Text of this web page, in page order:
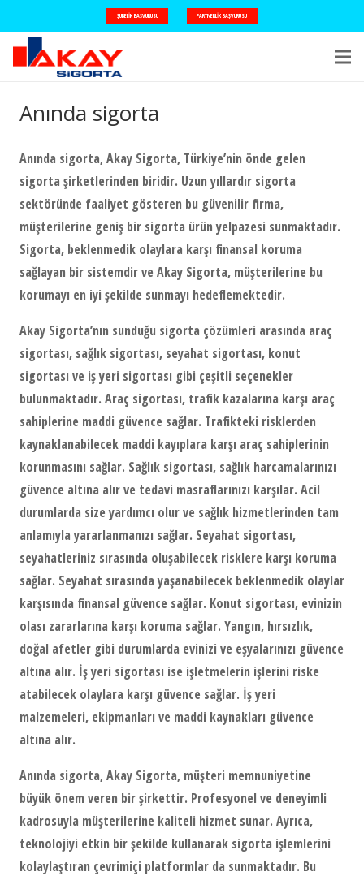
ŞUBELIK BAŞVURUSU PARTNERLIK BAŞVURUSU
Anında sigorta
Anında sigorta, Akay Sigorta, Türkiye’nin önde gelen
sigorta şirketlerinden biridir. Uzun yıllardır sigorta
sektöründe faaliyet gösteren bu güvenilir firma,
müşterilerine geniş bir sigorta ürün yelpazesi sunmaktadır.
Sigorta, beklenmedik olaylara karşı finansal koruma
sağlayan bir sistemdir ve Akay Sigorta, müşterilerine bu
korumayı en iyi şekilde sunmayı hedeflemektedir.
Akay Sigorta’nın sunduğu sigorta çözümleri arasında araç
sigortası, sağlık sigortası, seyahat sigortası, konut
sigortası ve iş yeri sigortası gibi çeşitli seçenekler
bulunmaktadır. Araç sigortası, trafik kazalarına karşı araç
sahiplerine maddi güvence sağlar. Trafikteki risklerden
kaynaklanabilecek maddi kayıplara karşı araç sahiplerinin
korunmasını sağlar. Sağlık sigortası, sağlık harcamalarınızı
güvence altına alır ve tedavi masraflarınızı karşılar. Acil
durumlarda size yardımcı olur ve sağlık hizmetlerinden tam
anlamıyla yararlanmanızı sağlar. Seyahat sigortası,
seyahatleriniz sırasında oluşabilecek risklere karşı koruma
sağlar. Seyahat sırasında yaşanabilecek beklenmedik olaylar
karşısında finansal güvence sağlar. Konut sigortası, evinizin
olası zararlarına karşı koruma sağlar. Yangın, hırsızlık,
doğal afetler gibi durumlarda evinizi ve eşyalarınızı güvence
altına alır. İş yeri sigortası ise işletmelerin işlerini riske
atabilecek olaylara karşı güvence sağlar. İş yeri
malzemeleri, ekipmanları ve maddi kaynakları güvence
altına alır.
Anında sigorta, Akay Sigorta, müşteri memnuniyetine
büyük önem veren bir şirkettir. Profesyonel ve deneyimli
kadrosuyla müşterilerine kaliteli hizmet sunar. Ayrıca,
teknolojiyi etkin bir şekilde kullanarak sigorta işlemlerini
kolaylaştıran çevrimiçi platformlar da sunmaktadır. Bu